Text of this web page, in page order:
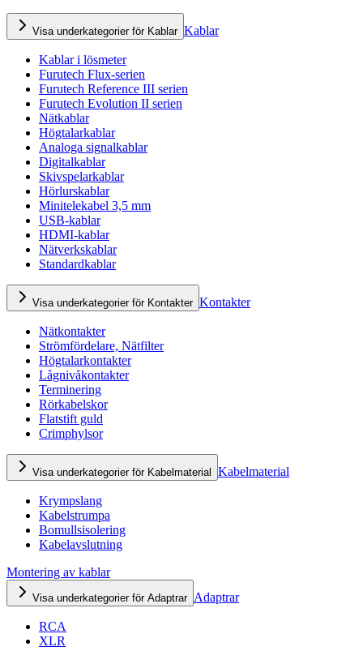
Visa underkategorier för Kablar Kablar
Kablar i lösmeter
Furutech Flux-serien
Furutech Reference III serien
Furutech Evolution II serien
Nätkablar
Högtalarkablar
Analoga signalkablar
Digitalkablar
Skivspelarkablar
Hörlurskablar
Minitelekabel 3,5 mm
USB-kablar
HDMI-kablar
Nätverkskablar
Standardkablar
Visa underkategorier för Kontakter Kontakter
Nätkontakter
Strömfördelare, Nätfilter
Högtalarkontakter
Lågnivåkontakter
Terminering
Rörkabelskor
Flatstift guld
Crimphylsor
Visa underkategorier för Kabelmaterial Kabelmaterial
Krympslang
Kabelstrumpa
Bomullsisolering
Kabelavslutning
Montering av kablar
Visa underkategorier för Adaptrar Adaptrar
RCA
XLR